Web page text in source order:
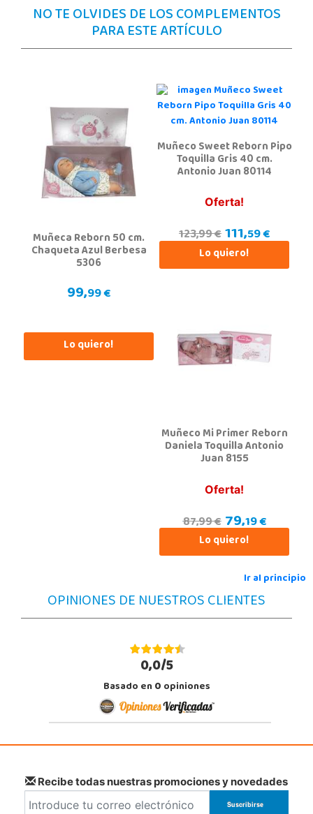
NO TE OLVIDES DE LOS COMPLEMENTOS
PARA ESTE ARTÍCULO
Muñeca Reborn 50 cm.
Chaqueta Azul Berbesa
5306
99,99 €
Lo quiero!
Muñeco Sweet Reborn Pipo
Toquilla Gris 40 cm.
Antonio Juan 80114
Oferta!
123,99 €111,59 €
Lo quiero!
Muñeco Mi Primer Reborn
Daniela Toquilla Antonio
Juan 8155
Oferta!
87,99 €79,19 €
Lo quiero!
Ir al principio
OPINIONES DE NUESTROS CLIENTES
0,0/5
Basado en0opiniones
Recibe todas nuestras promociones y novedades